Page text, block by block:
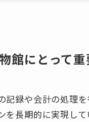
館にとって
録や会計の処理
長期的に実現し